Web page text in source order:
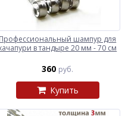
Профессиональный шампур для
в тандыре 20 мм - 70 см
360 руб.
Купить